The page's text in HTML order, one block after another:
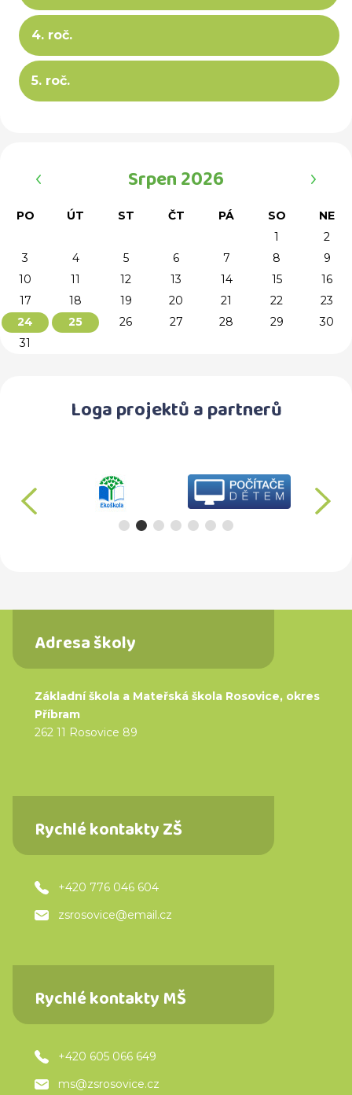
4. roč.
5. roč.
Srpen 2026
PO ÚT ST ČT PÁ SO
NE
1
2
3
4 5 6 7 8
9
10
11 12 13 14 15
16
17
18 19 20 21 22
23
24
25 26 27 28 29
30
31
Loga projektů a partnerů
předchozí
Adresa školy
Základní škola a Mateřská škola Rosovice, okres
Příbram
262 11 Rosovice 89
Rychlé kontakty ZŠ
+420 776 046 604
zsrosovice@email.cz
Rychlé kontakty MŠ
+420 605 066 649
ms@zsrosovice.cz